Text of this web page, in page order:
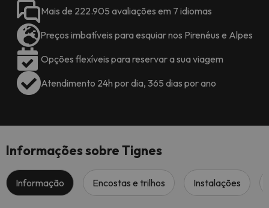
Mais de 222.905 avaliações em 7 idiomas
Preços imbatíveis para esquiar nos Pirenéus e Alpes
Opções flexíveis para reservar a sua viagem
Atendimento 24h por dia, 365 dias por ano
Informações sobre Tignes
Informação Encostas e trilhos Instalações